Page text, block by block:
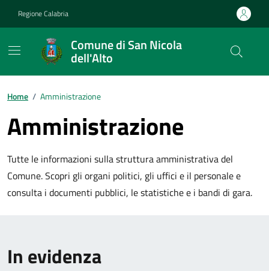
Regione Calabria
Comune di San Nicola
dell'Alto
Home / Amministrazione
Amministrazione
Tutte le informazioni sulla struttura amministrativa del
Comune. Scopri gli organi politici, gli uffici e il personale e
consulta i documenti pubblici, le statistiche e i bandi di gara.
In evidenza